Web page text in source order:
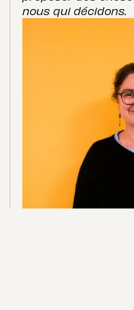
nous qui décidons.